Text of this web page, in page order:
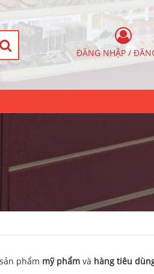
ĐĂNG NHẬP /
phẩm mỹ phẩm và hàng tiêu